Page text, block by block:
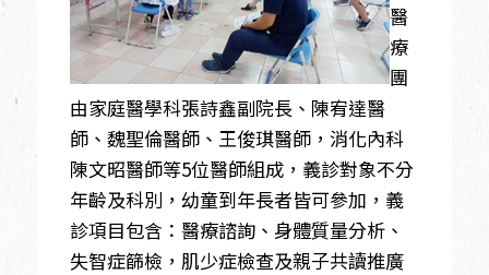
醫
療
團
由家庭醫學科張詩鑫副院長、陳宥達醫
師、魏聖倫醫師、王俊琪醫師，消化內科
陳文昭醫師等5位醫師組成，義診對象不分
年齡及科別，幼童到年長者皆可參加，義
診項目包含：醫療諮詢、身體質量分析、
失智症篩檢，肌少症檢查及親子共讀推廣